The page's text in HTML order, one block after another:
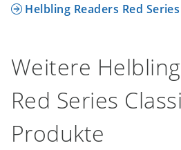
Helbling Readers Red Series
Weitere
Red Series
Produkte